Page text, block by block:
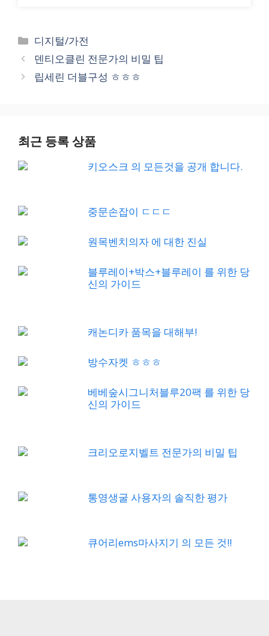
Categories
디지털/가전
덴티오클린 전문가의 비밀 팁
립세린 더블구성 ㅎㅎㅎ
최근 등록 상품
키오스크 의 모든것을 공개 합니다.
중문손잡이 ㄷㄷㄷ
원목벤치의자 에 대한 진실
블루레이+박스+블루레이 를 위한 당
신의 가이드
캐논디카 품목을 대해부!
방수자켓 ㅎㅎㅎ
베베숲시그니처블루20팩 를 위한 당
신의 가이드
크리오로지벨트 전문가의 비밀 팁
통영생굴 사용자의 솔직한 평가
큐어리ems마사지기 의 모든 것!!